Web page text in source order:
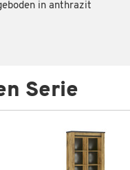
in anthrazit
Serie